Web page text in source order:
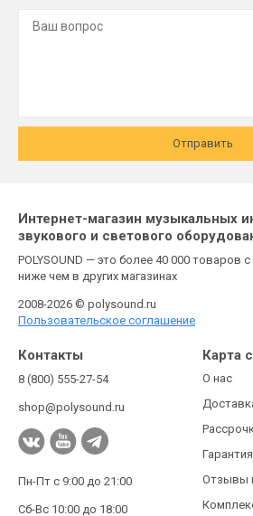
Отправить
Интернет-магазин музыкальных
звукового и светового
POLYSOUND — это более 40 000 товаров
ниже чем в других магазинах
2008-2026 © polysound.ru
Пользовательское соглашение
Контакты
8 (800) 555-27-54
shop@polysound.ru
Пн-Пт с 9:00 до 21:00
Сб-Вс 10:00 до 18:00
Карта
О нас
Отзывы